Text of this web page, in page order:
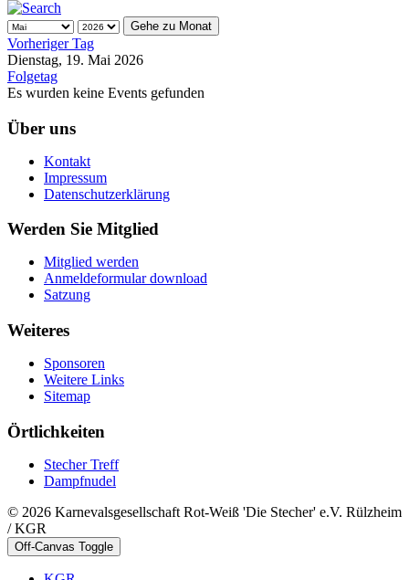
Gehe zu Monat
Vorheriger Tag
Dienstag, 19. Mai 2026
Folgetag
Es wurden keine Events gefunden
Über uns
Kontakt
Impressum
Datenschutzerklärung
Werden Sie Mitglied
Mitglied werden
Anmeldeformular download
Satzung
Weiteres
Sponsoren
Weitere Links
Sitemap
Örtlichkeiten
Stecher Treff
Dampfnudel
© 2026 Karnevalsgesellschaft Rot-Weiß 'Die Stecher' e.V. Rülzheim
/ KGR
Off-Canvas Toggle